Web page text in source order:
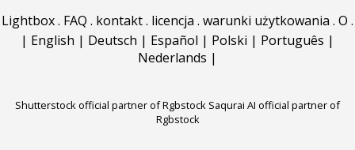
Lightbox. FAQ . kontakt. licencja . warunki użytkowania . O .
| English | Deutsch | Español | Polski | Português |
Nederlands |
Shutterstock official partner of Rgbstock Saqurai AI official partner of
Rgbstock